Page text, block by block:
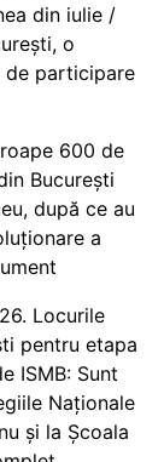
din iulie /
o
participare
600 de
București
după ce au
a
Locurile
pentru etapa
ISMB: Sunt
Naționale
și la Școala